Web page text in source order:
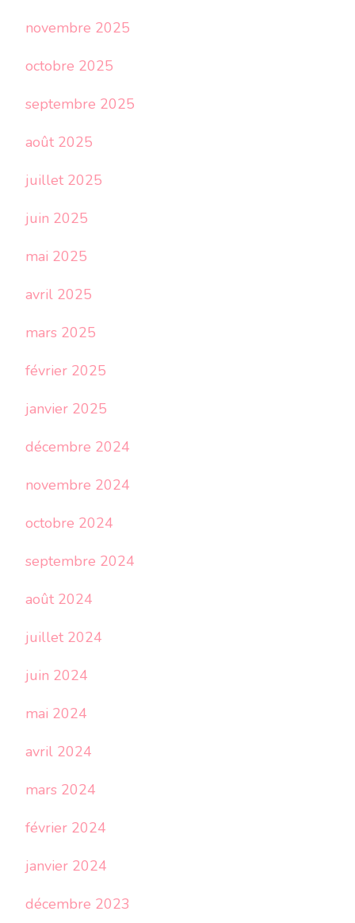
novembre 2025
octobre 2025
septembre 2025
août 2025
juillet 2025
juin 2025
mai 2025
avril 2025
mars 2025
février 2025
janvier 2025
décembre 2024
novembre 2024
octobre 2024
septembre 2024
août 2024
juillet 2024
juin 2024
mai 2024
avril 2024
mars 2024
février 2024
janvier 2024
décembre 2023